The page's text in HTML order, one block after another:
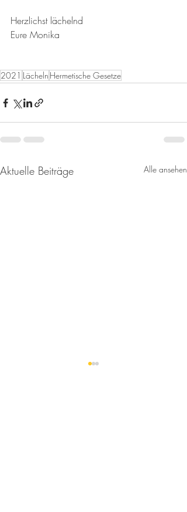
Herzlichst lächelnd
Eure Monika
2021 Lächeln Hermetische Gesetze
Aktuelle Beiträge Alle ansehen